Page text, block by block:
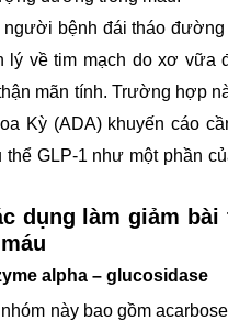
người bệnh đái tháo đường
lý về tim mạch do xơ vữa
mãn tính. Trường hợp
Kỳ (ADA) khuyến cáo
thể GLP-1 như một phần
dụng làm giảm
alpha – glucosidase
này bao gồm